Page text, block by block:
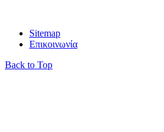
Sitemap
Επικοινωνία
Back to Top